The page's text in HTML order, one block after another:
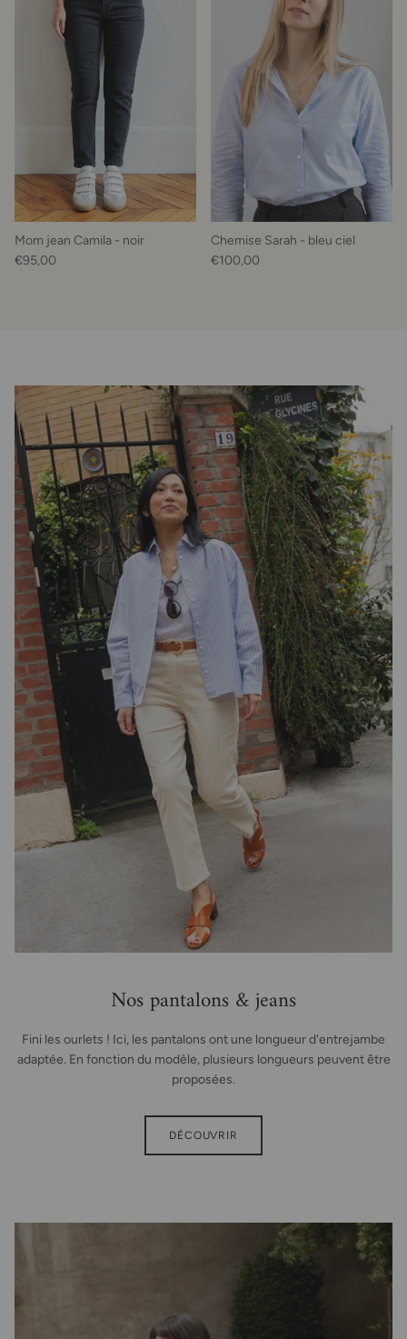
Mom jean Camila - noir
Prix habituel
€95,00
Chemise Sarah - bleu ciel
Prix habituel
€100,00
Nos pantalons & jeans
Fini les ourlets ! Ici, les pantalons ont une longueur d'entrejambe
adaptée. En fonction du modèle, plusieurs longueurs peuvent être
proposées.
DÉCOUVRIR